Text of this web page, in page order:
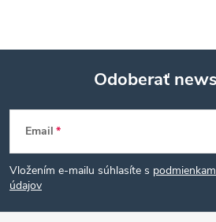
Z
á
p
Odoberať
Email
Vložením e-mailu súhlasíte s
údajov